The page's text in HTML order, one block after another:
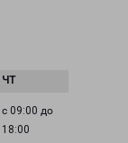
с 09:00 до
18:00